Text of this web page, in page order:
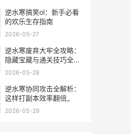
逆水寒搞笑ol：新手必看
的欢乐生存指南
2026-05-27
逆水寒废弃大牢全攻略：
隐藏宝藏与通关技巧全解
析
2026-05-28
逆水寒协同攻击全解析：
这样打副本效率翻倍_
2026-05-29